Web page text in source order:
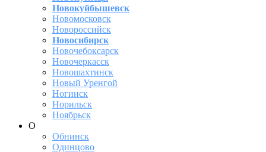
Новокуйбышевск
Новомосковск
Новороссийск
Новосибирск
Новочебоксарск
Новочеркасск
Новошахтинск
Новый Уренгой
Ногинск
Норильск
Ноябрьск
О
Обнинск
Одинцово